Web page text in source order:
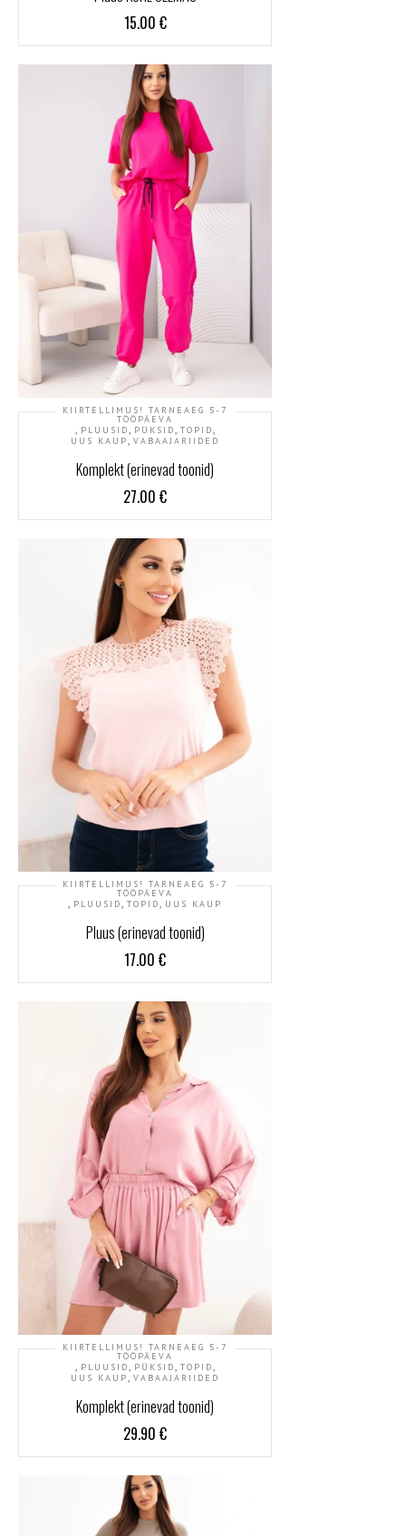
15.00 €
KIIRTELLIMUS! TARNEAEG 5-7
TÖÖPÄEVA
, PLUUSID, PÜKSID, TOPID,
UUS KAUP, VABAAJARIIDED
Komplekt (erinevad toonid)
27.00 €
KIIRTELLIMUS! TARNEAEG 5-7
TÖÖPÄEVA
, PLUUSID, TOPID, UUS KAUP
Pluus (erinevad toonid)
17.00 €
KIIRTELLIMUS! TARNEAEG 5-7
TÖÖPÄEVA
, PLUUSID, PÜKSID, TOPID,
UUS KAUP, VABAAJARIIDED
Komplekt (erinevad toonid)
29.90 €